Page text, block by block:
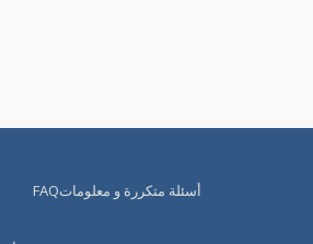
أسئلة متكررة و معلوماتFAQ